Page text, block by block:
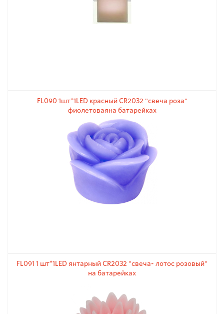
FL090 1шт*1LED красный CR2032 "свеча роза"
фиолетоваяна батарейках
FL091 1 шт*1LED янтарный CR2032 "свеча- лотос розовый"
на батарейках